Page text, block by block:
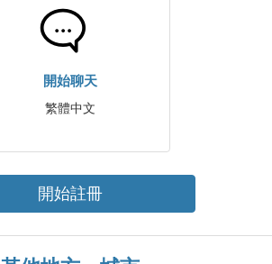
開始聊天
繁體中文
開始註冊